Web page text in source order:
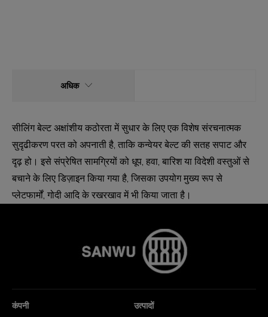
अधिक
सीलिंग बेल्ट अक्षांशीय कठोरता में सुधार के लिए एक विशेष संरचनात्मक
सुदृढीकरण परत को अपनाती है, ताकि कन्वेयर बेल्ट की सतह सपाट और
दृढ़ हो। इसे संप्रेषित सामग्रियों को धूप, हवा, बारिश या विदेशी वस्तुओं से
बचाने के लिए डिज़ाइन किया गया है, जिसका उपयोग मुख्य रूप से
प्लेटफार्मों, गोदी आदि के रखरखाव में भी किया जाता है।
कंपनी उत्पादों